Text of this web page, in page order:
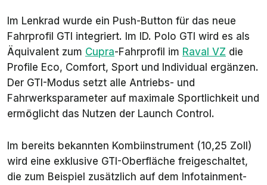
Im Lenkrad wurde ein Push-Button für das neue
Fahrprofil GTI integriert. Im ID. Polo GTI wird es als
Äquivalent zum Cupra-Fahrprofil im Raval VZ die
Profile Eco, Comfort, Sport und Individual ergänzen.
Der GTI-Modus setzt alle Antriebs- und
Fahrwerksparameter auf maximale Sportlichkeit und
ermöglicht das Nutzen der Launch Control.
Im bereits bekannten Kombiinstrument (10,25 Zoll)
wird eine exklusive GTI-Oberfläche freigeschaltet,
die zum Beispiel zusätzlich auf dem Infotainment-